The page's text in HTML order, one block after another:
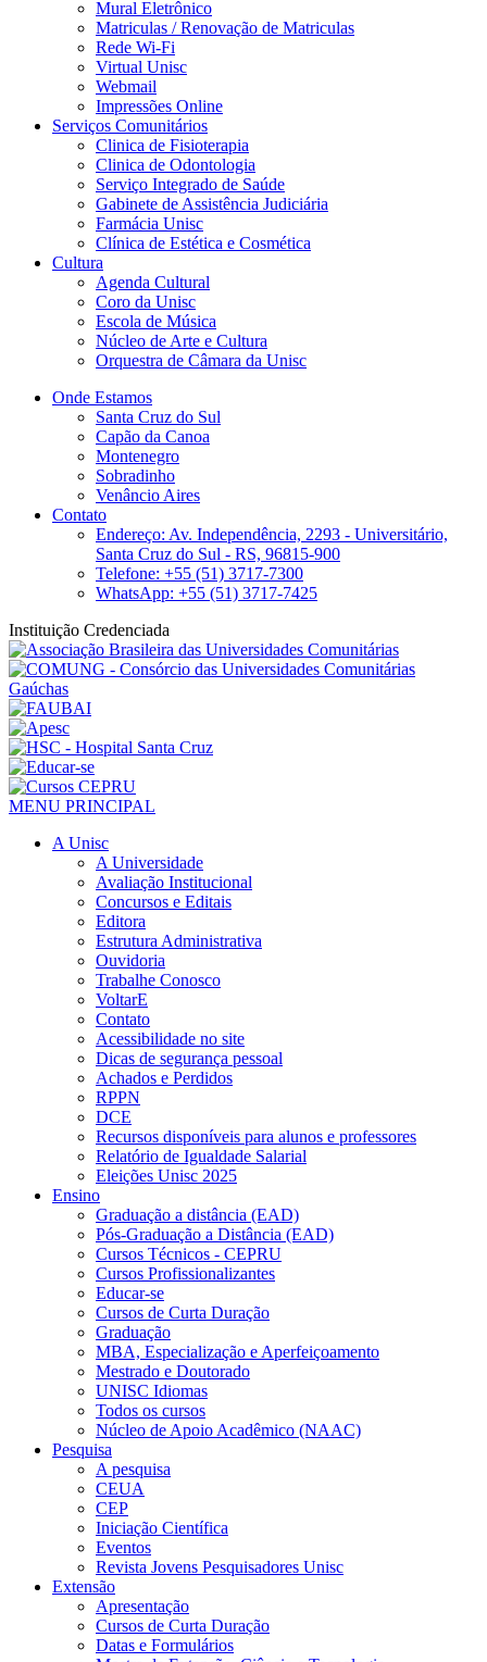
Mural Eletrônico
Matriculas / Renovação de Matriculas
Rede Wi-Fi
Virtual Unisc
Webmail
Impressões Online
Serviços Comunitários
Clinica de Fisioterapia
Clinica de Odontologia
Serviço Integrado de Saúde
Gabinete de Assistência Judiciária
Farmácia Unisc
Clínica de Estética e Cosmética
Cultura
Agenda Cultural
Coro da Unisc
Escola de Música
Núcleo de Arte e Cultura
Orquestra de Câmara da Unisc
Onde Estamos
Santa Cruz do Sul
Capão da Canoa
Montenegro
Sobradinho
Venâncio Aires
Contato
Endereço: Av. Independência, 2293 - Universitário,
Santa Cruz do Sul - RS, 96815-900
Telefone: +55 (51) 3717-7300
WhatsApp: +55 (51) 3717-7425
Instituição Credenciada
MENU PRINCIPAL
A Unisc
A Universidade
Avaliação Institucional
Concursos e Editais
Editora
Estrutura Administrativa
Ouvidoria
Trabalhe Conosco
VoltarE
Contato
Acessibilidade no site
Dicas de segurança pessoal
Achados e Perdidos
RPPN
DCE
Recursos disponíveis para alunos e professores
Relatório de Igualdade Salarial
Eleições Unisc 2025
Ensino
Graduação a distância (EAD)
Pós-Graduação a Distância (EAD)
Cursos Técnicos - CEPRU
Cursos Profissionalizantes
Educar-se
Cursos de Curta Duração
Graduação
MBA, Especialização e Aperfeiçoamento
Mestrado e Doutorado
UNISC Idiomas
Todos os cursos
Núcleo de Apoio Acadêmico (NAAC)
Pesquisa
A pesquisa
CEUA
CEP
Iniciação Científica
Eventos
Revista Jovens Pesquisadores Unisc
Extensão
Apresentação
Cursos de Curta Duração
Datas e Formulários